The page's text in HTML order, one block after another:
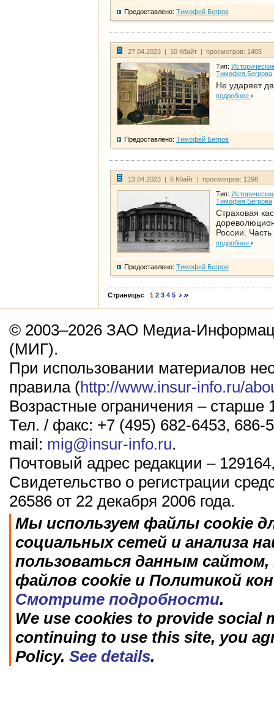
Предоставлено: Тимофей Бегров
27.04.2023 | 10 Кбайт | просмотров: 1405
Тип:
Тимофея Бегрова
Не ударяет
подробнее
Предоставлено: Тимофей Бегров
13.04.2023 | 6 Кбайт | просмотров: 1298
Тип:
Тимофея Бегрова
Страховая
России. Часть
подробнее
Предоставлено: Тимофей Бегров
Страницы: 1 2 3 4 5
© 2003–2026 ЗАО Медиа-
(МИГ).
При использовании материалов
правила (http://www.insur-info.ru/
Возрастные ограничения – старше
Тел. / факс: +7 (495) 682-6453, 686-
mail: mig@insur-info.ru.
Почтовый адрес редакции –
Свидетельство о регистрации
26586 от 22 декабря 2006 года.
Мы используем файлы cookie
социальных сетей и анализа
пользоваться данным
файлов cookie и Политикой
Смотрите подробности.
We use cookies to provide social
continuing to use this site, you
Policy. See details.